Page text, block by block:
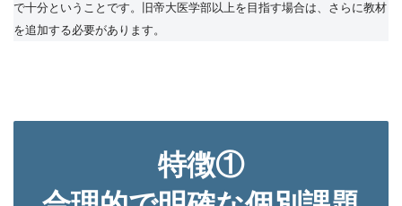
で十分ということです。旧帝大医学部以上を目指す場合は、さらに教材
を追加する必要があります。
特徴①